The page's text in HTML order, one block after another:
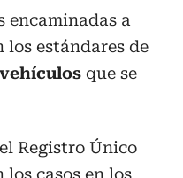
encaminadas a
los estándares de
que se
Registro Único
casos en los